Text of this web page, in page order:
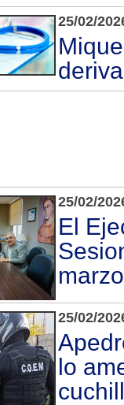
25/02/
25/02/
El
marzo
25/02/
lo